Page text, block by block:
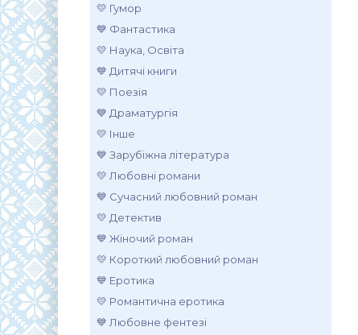
💛 Гумор
💙 Фантастика
💛 Наука, Освіта
💙 Дитячі книги
💛 Поезія
💙 Драматургія
💛 Інше
💙 Зарубіжна література
💛 Любовні романи
💙 Сучасний любовний роман
💛 Детектив
💙 Жіночий роман
💛 Короткий любовний роман
💙 Еротика
💛 Романтична еротика
💙 Любовне фентезі